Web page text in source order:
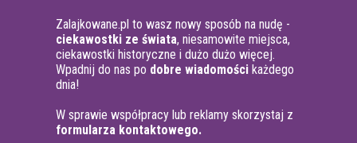
Zalajkowane.pl to wasz nowy sposób na nudę -
ciekawostki ze świata, niesamowite miejsca,
ciekawostki historyczne i dużo dużo więcej.
Wpadnij do nas po dobre wiadomości każdego
dnia!
W sprawie współpracy lub reklamy skorzystaj z
formularza kontaktowego.